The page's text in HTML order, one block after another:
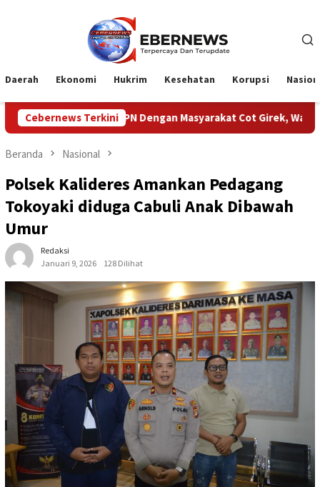
Daerah Ekonomi Hukrim Kesehatan Korupsi
Cebernews Terkini
PTPN Dengan Masyarakat Cot Girek, Warga Sampaikan
Beranda Nasional
Polsek Kalideres Amankan Pedagang
Tokoyaki diduga Cabuli Anak Dibawah
Umur
Redaksi
Januari 9, 2026
128 Dilihat